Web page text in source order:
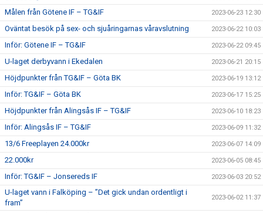
Målen från Götene IF – TG&IF 2023-06-23 12:30
Oväntat besök på sex- och sjuåringarnas våravslutning 2023-06-22 10:03
Inför: Götene IF – TG&IF 2023-06-22 09:45
U-laget derbyvann i Ekedalen 2023-06-21 20:15
Höjdpunkter från TG&IF – Göta BK 2023-06-19 13:12
Inför: TG&IF – Göta BK 2023-06-17 15:25
Höjdpunkter från Alingsås IF – TG&IF 2023-06-10 18:23
Inför: Alingsås IF – TG&IF 2023-06-09 11:32
13/6 Freeplayen 24.000kr 2023-06-07 14:09
22.000kr 2023-06-05 08:45
Inför: TG&IF – Jonsereds IF 2023-06-03 20:52
U-laget vann i Falköping – ”Det gick undan ordentligt i
fram”
2023-06-02 11:37